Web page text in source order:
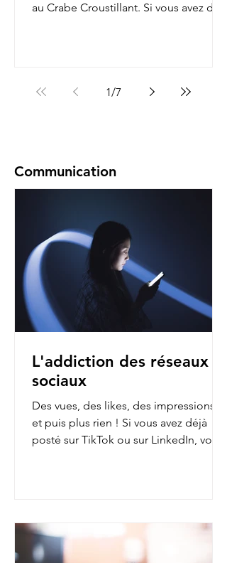
au Crabe Croustillant. Si vous avez déjà
1/7
Communication
L'addiction des réseaux
sociaux
Des vues, des likes, des impressions…
et puis plus rien ! Si vous avez déjà
posté sur TikTok ou sur LinkedIn, vous